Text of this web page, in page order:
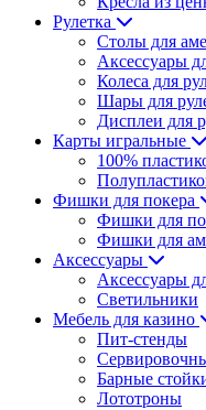
Рулетка
Столы для
Аксессуары
Колеса для
Шары для
Дисплеи для
Карты игральные
100%
Фишки для покера
Фишки для
Фишки для
Аксессуары
Аксессуары
Светильники
Мебель для казино
Пит-стенды
Барные
Лототроны